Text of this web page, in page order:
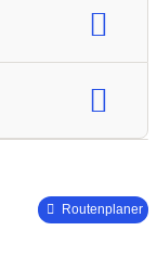
SoforthilfeRoutenplaner